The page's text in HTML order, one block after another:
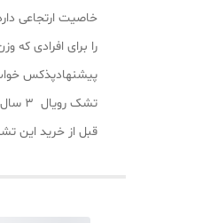
خاصیت ارتجاعی
را برای افرادی که
پیشنهادپذکس
تشک رویال 3 سال می‌باشد. تشک رویال مدل درجه سفتی 4 از 10 دارد(اگر زمین را 10 در نظر بگیریم).
قبل از خرید این